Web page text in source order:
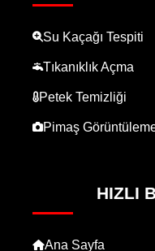
Su Kaçağı Tespiti
Tıkanıklık Açma
Petek Temizliği
Pimaş
HIZLI
Ana Sayfa